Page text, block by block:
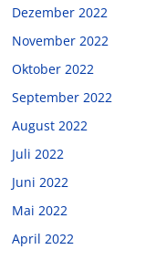
Dezember 2022
November 2022
Oktober 2022
September 2022
August 2022
Juli 2022
Juni 2022
Mai 2022
April 2022